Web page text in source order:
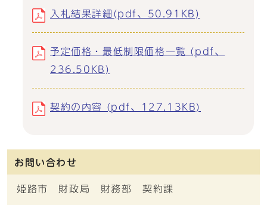
入札結果詳細(pdf、50.91KB)
予定価格・最低制限価格一覧 (pdf、
236.50KB)
契約の内容 (pdf、127.13KB)
お問い合わせ
姫路市 財政局 財務部 契約課